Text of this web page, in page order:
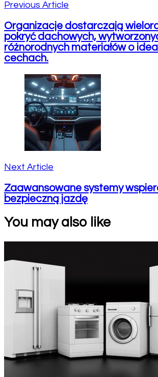
Previous Article
Organizacje dostarczają
pokryć dachowych,
różnorodnych materiałów o
cechach.
Next Article
Zaawansowane systemy
bezpieczną jazdę
You may also like